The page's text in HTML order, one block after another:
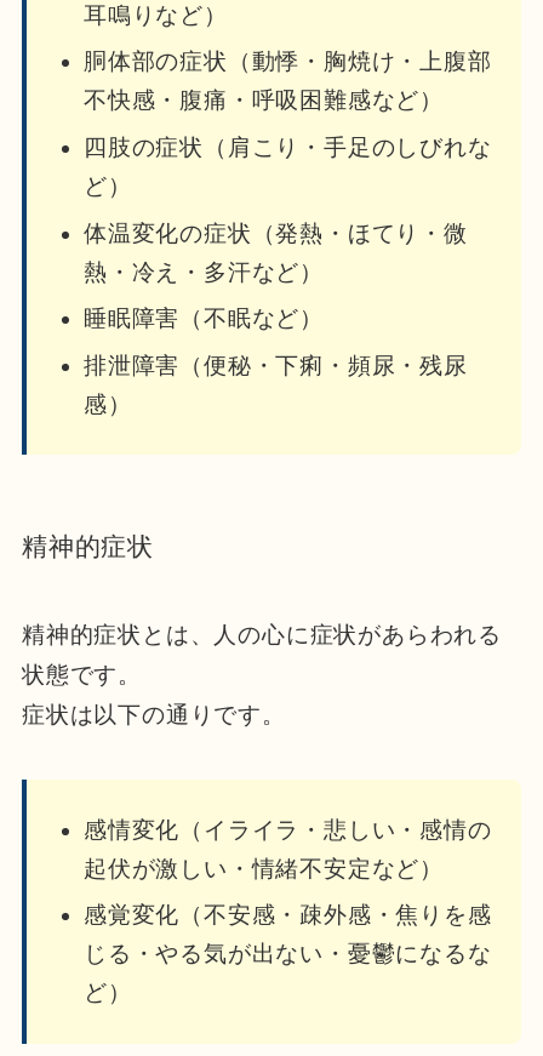
耳鳴りなど）
胴体部の症状（動悸・胸焼け・上腹部
不快感・腹痛・呼吸困難感など）
四肢の症状（肩こり・手足のしびれな
ど）
体温変化の症状（発熱・ほてり・微
熱・冷え・多汗など）
睡眠障害（不眠など）
排泄障害（便秘・下痢・頻尿・残尿
感）
精神的症状
精神的症状とは、人の心に症状があらわれる
状態です。
症状は以下の通りです。
感情変化（イライラ・悲しい・感情の
起伏が激しい・情緒不安定など）
感覚変化（不安感・疎外感・焦りを感
じる・やる気が出ない・憂鬱になるな
ど）